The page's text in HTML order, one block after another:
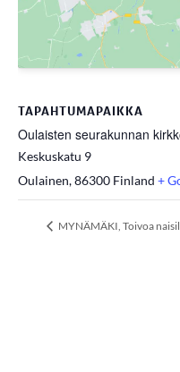
TAPAHTUMAPAIKKA
Oulaisten seurakunnan
Keskuskatu 9
Oulainen,86300 Finland +
MYNÄMÄKI, Toivoa